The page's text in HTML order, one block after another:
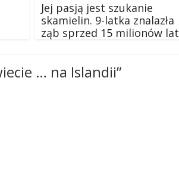
Jej pasją jest szukanie
skamielin. 9-latka znalazła
ząb sprzed 15 milionów lat
… na Islandii”